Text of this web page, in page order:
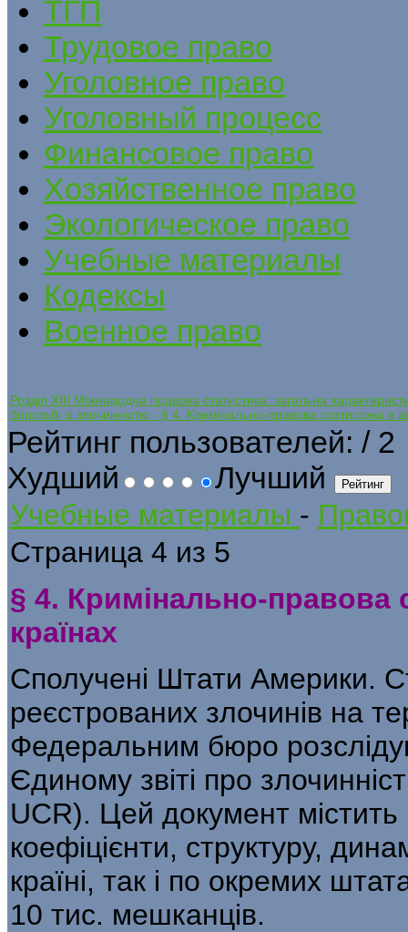
ТГП
Трудовое право
Уголовное право
Уголовный процесс
Финансовое право
Хозяйственное право
Экологическое право
Учебные материалы
Кодексы
Военное право
Розділ ХІІІ Міжнародна правова статистика: загальна
боротьбі зі злочинністю - § 4. Кримінально-правова статистика в
Рейтинг пользователей: / 2
Худший
Лучший
Учебные материалы -
Страница 4 из 5
§ 4. Кримінально-правова
країнах
Сполучені Штати Америки.
реєстрованих злочинів на
Федеральним бюро
Єдиному звіті про
UCR). Цей документ
коефіцієнти, структуру,
країні, так і по окремих
10 тис. мешканців.